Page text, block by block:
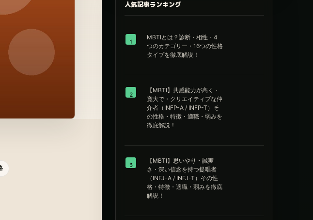
人気記事ランキング
1
MBTIとは？診断・相性・4
つのカテゴリー・16つの性格
タイプを徹底解説！
2
【MBTI】共感能力が高く・
寛大で・クリエイティブな仲
介者（INFP-A / INFP-T）そ
の性格・特徴・適職・弱みを
徹底解説！
3
【MBTI】思いやり・誠実
さ・深い信念を持つ提唱者
（INFJ-A / INFJ-T）その性
格・特徴・適職・弱みを徹底
解説！